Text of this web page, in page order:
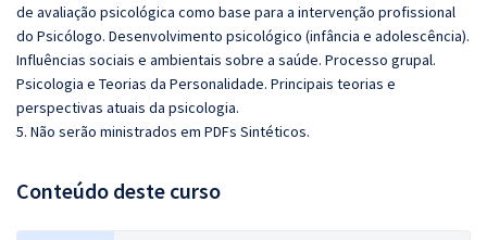
de avaliação psicológica como base para a intervenção profissional
do Psicólogo. Desenvolvimento psicológico (infância e adolescência).
Influências sociais e ambientais sobre a saúde. Processo grupal.
Psicologia e Teorias da Personalidade. Principais teorias e
perspectivas atuais da psicologia.
5. Não serão ministrados em PDFs Sintéticos.
Conteúdo deste curso